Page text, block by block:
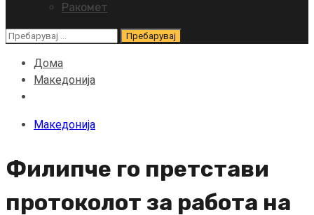
Ракомет
Пребарувај
Дома
Македонија
Македонија
Филипче го претстави
протоколот за работа на